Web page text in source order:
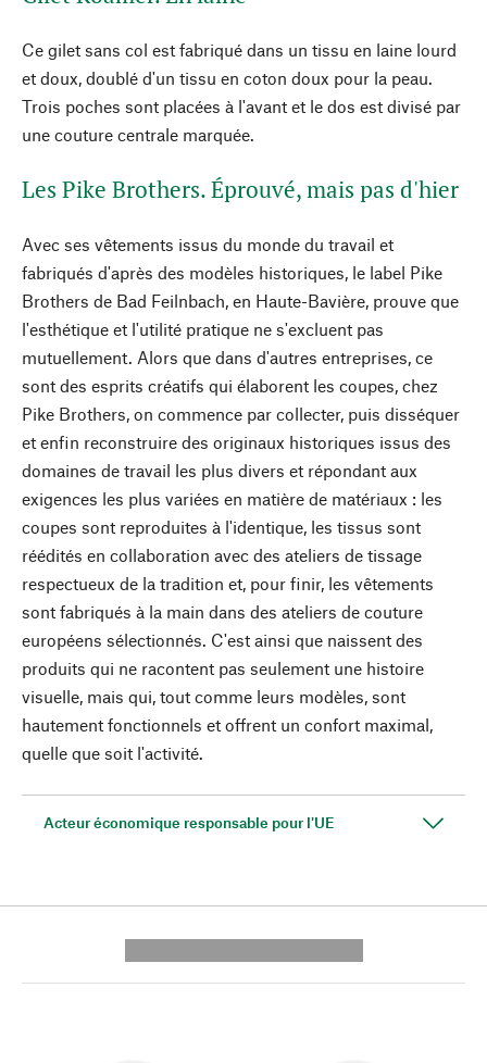
Ce gilet sans col est fabriqué dans un tissu en laine lourd
et doux, doublé d'un tissu en coton doux pour la peau.
Trois poches sont placées à l'avant et le dos est divisé par
une couture centrale marquée.
Les Pike Brothers. Éprouvé, mais pas d'hier
Avec ses vêtements issus du monde du travail et
fabriqués d'après des modèles historiques, le label Pike
Brothers de Bad Feilnbach, en Haute-Bavière, prouve que
l'esthétique et l'utilité pratique ne s'excluent pas
mutuellement. Alors que dans d'autres entreprises, ce
sont des esprits créatifs qui élaborent les coupes, chez
Pike Brothers, on commence par collecter, puis disséquer
et enfin reconstruire des originaux historiques issus des
domaines de travail les plus divers et répondant aux
exigences les plus variées en matière de matériaux : les
coupes sont reproduites à l'identique, les tissus sont
réédités en collaboration avec des ateliers de tissage
respectueux de la tradition et, pour finir, les vêtements
sont fabriqués à la main dans des ateliers de couture
européens sélectionnés. C'est ainsi que naissent des
produits qui ne racontent pas seulement une histoire
visuelle, mais qui, tout comme leurs modèles, sont
hautement fonctionnels et offrent un confort maximal,
quelle que soit l'activité.
Acteur économique responsable pour l'UE